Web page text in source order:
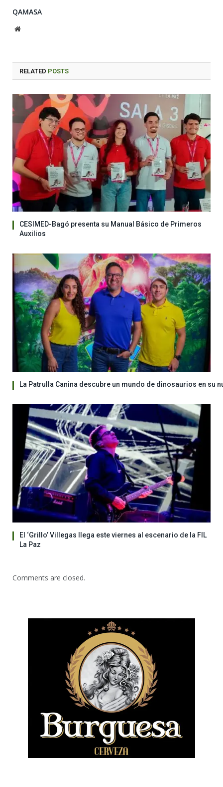
QAMASA
Website
RELATED POSTS
CESIMED-Bagó presenta su Manual Básico de Primeros
Auxilios
La Patrulla Canina descubre un mundo de dinosaurios en su
El ‘Grillo’ Villegas llega este viernes al escenario de la FIL
La Paz
Comments are closed.